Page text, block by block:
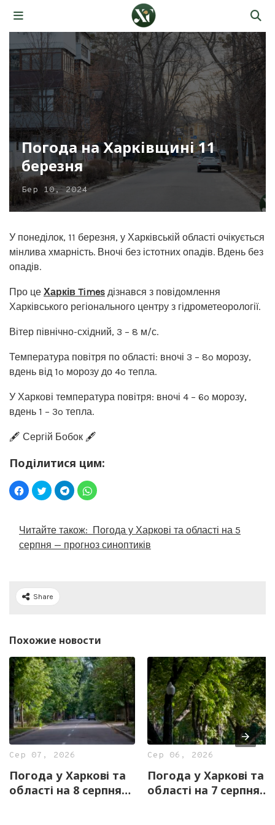
Погода на Харківщині 11
березня
Бер 10, 2024
У понеділок, 11 березня, у Харківській області очікується
мінлива хмарність. Вночі без істотних опадів. Вдень без
опадів.
Про це Харків Times дізнався з повідомлення
Харківського регіонального центру з гідрометеорології.
Вітер північно-східний, 3 – 8 м/с.
Температура повітря по області: вночі 3 – 8º морозу,
вдень від 1º морозу до 4º тепла.
У Харкові температура повітря: вночі 4 – 6º морозу,
вдень 1 – 3º тепла.
🖋️ Сергій Бобок 🖋️
Поділитися цим:
Читайте також: Погода у Харкові та області на 5
серпня — прогноз синоптиків
Share
Похожие новости
Сер 07, 2026
Погода у Харкові та
області на 8 серпня
Сер 06, 2026
Погода у Харкові та
області на 7 серпня